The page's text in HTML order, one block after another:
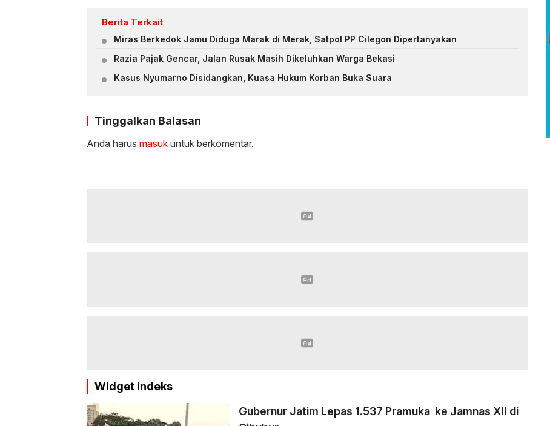
Berita Terkait
‎Miras Berkedok Jamu Diduga Marak di Merak, Satpol PP Cilegon Dipertanyakan
‎Razia Pajak Gencar, Jalan Rusak Masih Dikeluhkan Warga Bekasi
Kasus Nyumarno Disidangkan, Kuasa Hukum Korban Buka Suara
Tinggalkan Balasan
Anda harus masuk untuk berkomentar.
Widget Indeks
Gubernur Jatim Lepas 1.537 Pramuka ke Jamnas XII di